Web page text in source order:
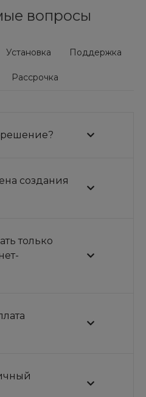
вопросы
Установка Поддержка
Рассрочка
решение?
создания
только